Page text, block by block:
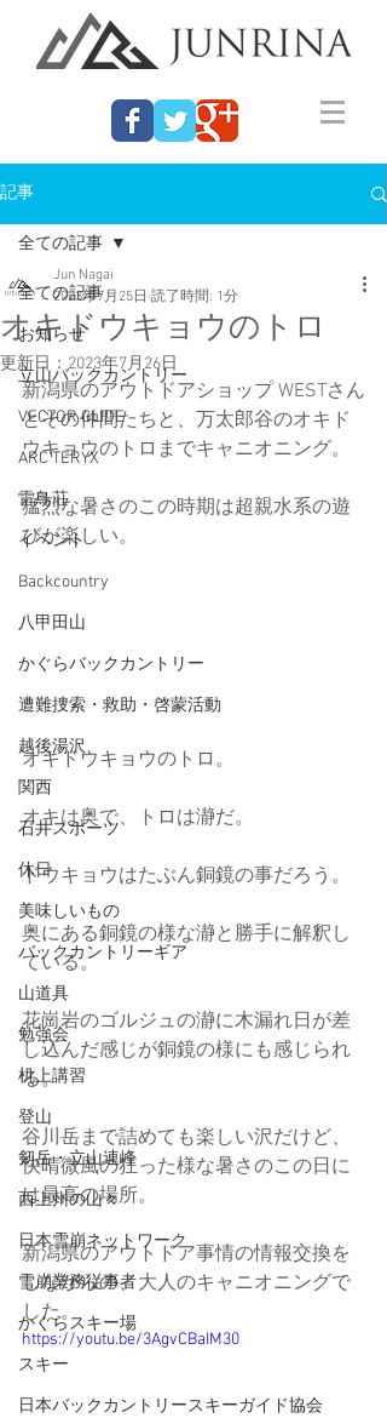
記事
全ての記事
お知らせ
立山バックカントリー
VECTOR GLIDE
ARC'TERYX
雷鳥荘
イベント
Backcountry
八甲田山
かぐらバックカントリー
遭難捜索・救助・啓蒙活動
越後湯沢
関西
石井スポーツ
休日
美味しいもの
バックカントリーギア
山道具
勉強会
机上講習
登山
剱岳・立山連峰
西上州の山々
日本雪崩ネットワーク
雪崩業務従事者
かぐらスキー場
スキー
日本バックカントリースキーガイド協会
全ての記事
オキドウキョウのトロ
Jun Nagai
2023年7月25日 読了時間: 1分
更新日：2023年7月26日
新潟県のアウトドアショップ WESTさん
とその仲間たちと、万太郎谷のオキド
ウキョウのトロまでキャニオニング。
猛烈な暑さのこの時期は超親水系の遊
びが楽しい。
オキドウキョウのトロ。
オキは奥で、トロは瀞だ。
ドウキョウはたぶん銅鏡の事だろう。
奥にある銅鏡の様な瀞と勝手に解釈し
ている。
花崗岩のゴルジュの瀞に木漏れ日が差
し込んだ感じが銅鏡の様にも感じられ
る。
谷川岳まで詰めても楽しい沢だけど、
快晴微風の狂った様な暑さのこの日に
は最高の場所。
新潟県のアウトドア事情の情報交換を
しながらの、大人のキャニオニングで
した。
https://youtu.be/3AgvCBaIM30